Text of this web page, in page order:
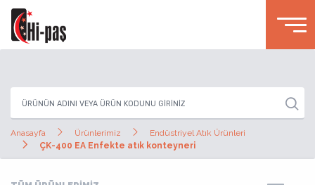
Anasayfa Ürünlerimiz
Endüstriyel Atık Ürünleri
ÇK-400 EA Enfekte atık konteyneri